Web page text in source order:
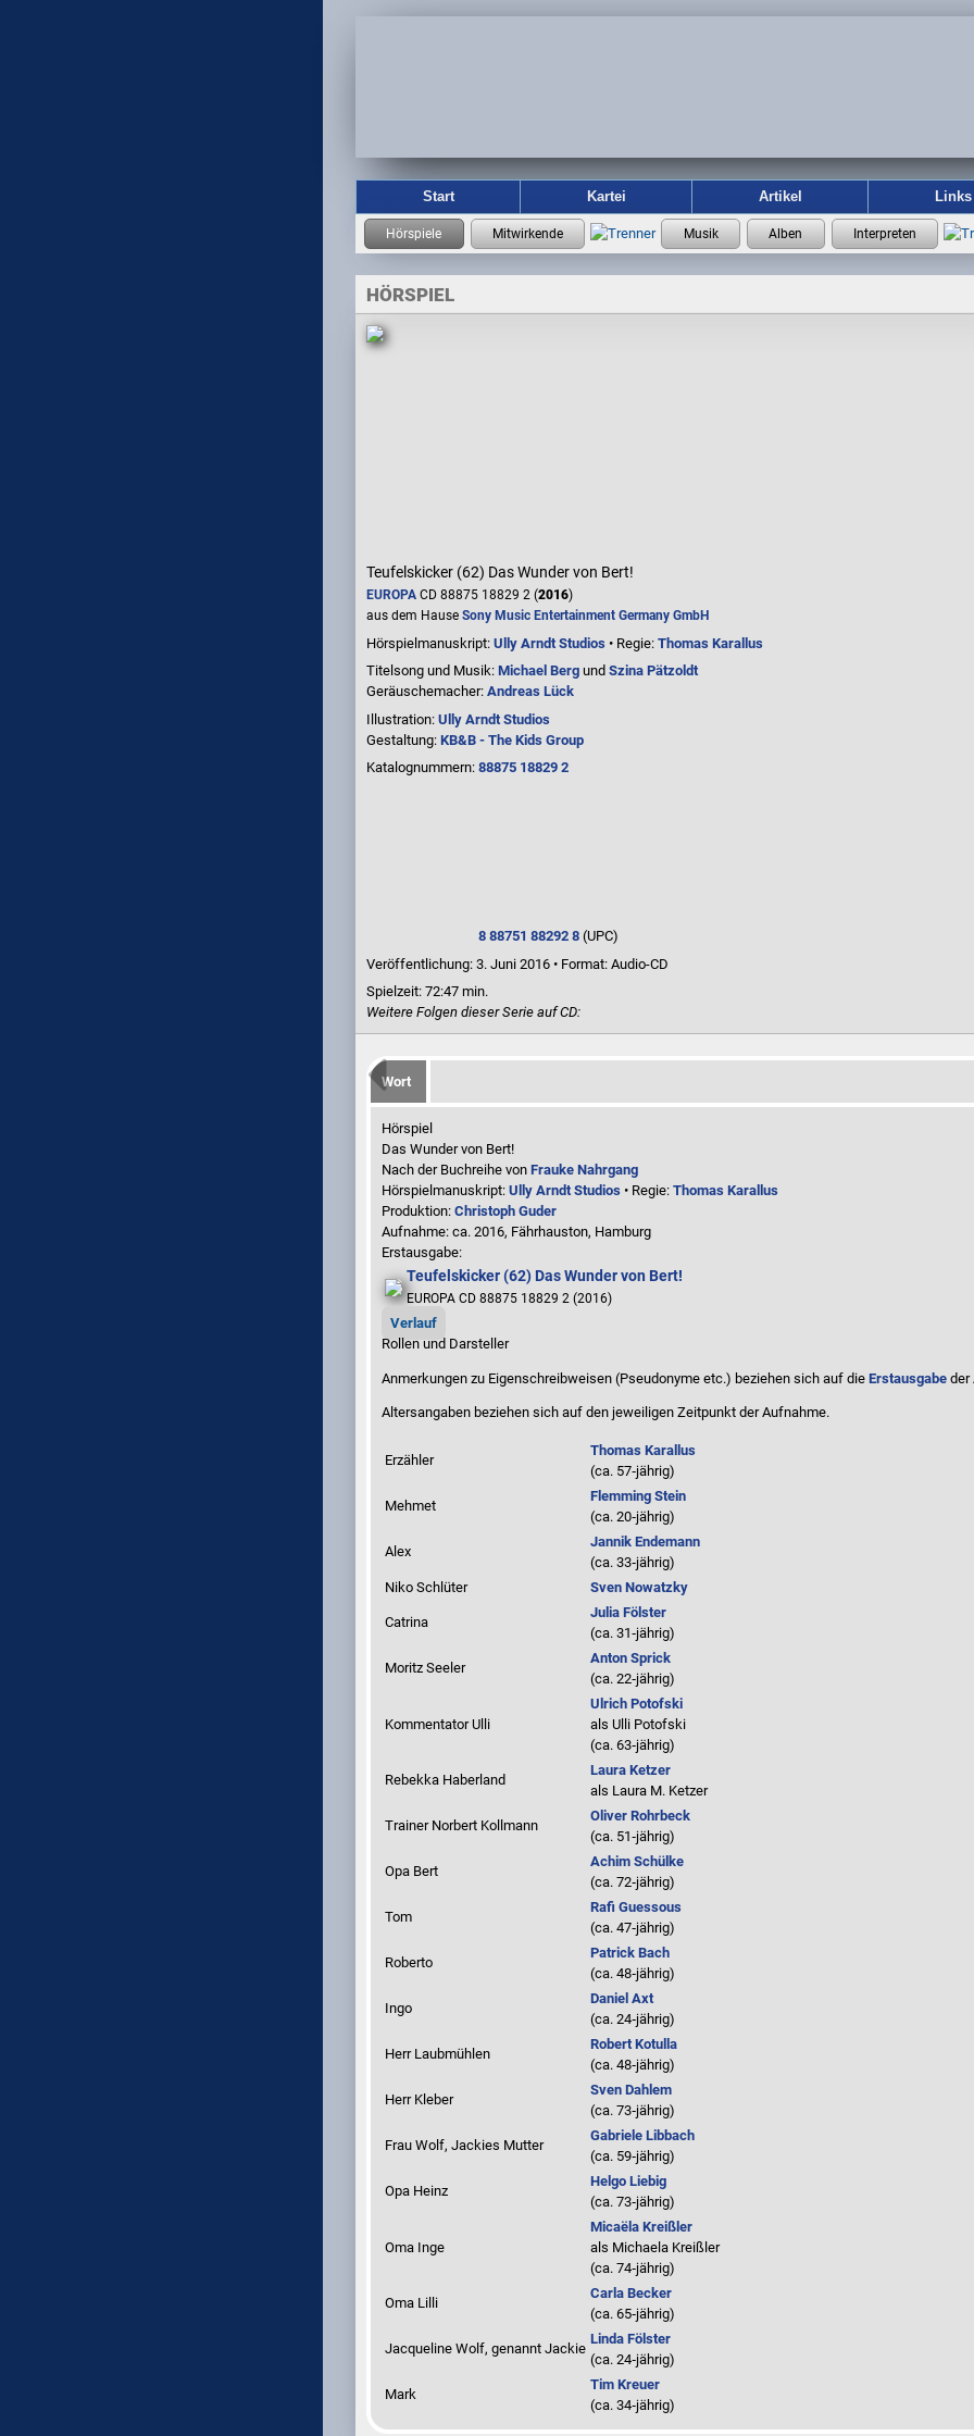
Start Kartei Artikel Links
HÖRSPIEL
Teufelskicker (62) Das Wunder von Bert!
EUROPA CD 88875 18829 2 (2016)
aus dem Hause Sony Music Entertainment Germany GmbH
Hörspielmanuskript: Ully Arndt Studios • Regie: Thomas Karallus
Titelsong und Musik: Michael Berg und Szina Pätzoldt
Geräuschemacher: Andreas Lück
Illustration: Ully Arndt Studios
Gestaltung: KB&B - The Kids Group
Katalognummern: 88875 18829 2
8 88751 88292 8 (UPC)
Veröffentlichung: 3. Juni 2016 • Format: Audio-CD
Spielzeit: 72:47 min.
Weitere Folgen dieser Serie auf CD:
Wort
Hörspiel
Das Wunder von Bert!
Nach der Buchreihe von Frauke Nahrgang
Hörspielmanuskript: Ully Arndt Studios • Regie: Thomas Karallus
Produktion: Christoph Guder
Aufnahme: ca. 2016, Fährhauston, Hamburg
Erstausgabe:
Teufelskicker (62) Das Wunder von Bert!
EUROPA CD 88875 18829 2 (2016)
Verlauf
Rollen und Darsteller
Anmerkungen zu Eigenschreibweisen (Pseudonyme etc.) beziehen sich auf die Erstausgabe der
Altersangaben beziehen sich auf den jeweiligen Zeitpunkt der Aufnahme.
Erzähler
Thomas Karallus
(ca. 57‑jährig)
Mehmet
Flemming Stein
(ca. 20‑jährig)
Alex
Jannik Endemann
(ca. 33‑jährig)
Niko Schlüter
Sven Nowatzky
Catrina
Julia Fölster
(ca. 31‑jährig)
Moritz Seeler
Anton Sprick
(ca. 22‑jährig)
Kommentator Ulli
Ulrich Potofski
als Ulli Potofski
(ca. 63‑jährig)
Rebekka Haberland
Laura Ketzer
als Laura M. Ketzer
Trainer Norbert Kollmann
Oliver Rohrbeck
(ca. 51‑jährig)
Opa Bert
Achim Schülke
(ca. 72‑jährig)
Tom
Rafi Guessous
(ca. 47‑jährig)
Roberto
Patrick Bach
(ca. 48‑jährig)
Ingo
Daniel Axt
(ca. 24‑jährig)
Herr Laubmühlen
Robert Kotulla
(ca. 48‑jährig)
Herr Kleber
Sven Dahlem
(ca. 73‑jährig)
Frau Wolf, Jackies Mutter
Gabriele Libbach
(ca. 59‑jährig)
Opa Heinz
Helgo Liebig
(ca. 73‑jährig)
Oma Inge
Micaëla Kreißler
als Michaela Kreißler
(ca. 74‑jährig)
Oma Lilli
Carla Becker
(ca. 65‑jährig)
Jacqueline Wolf, genannt Jackie
Linda Fölster
(ca. 24‑jährig)
Mark
Tim Kreuer
(ca. 34‑jährig)